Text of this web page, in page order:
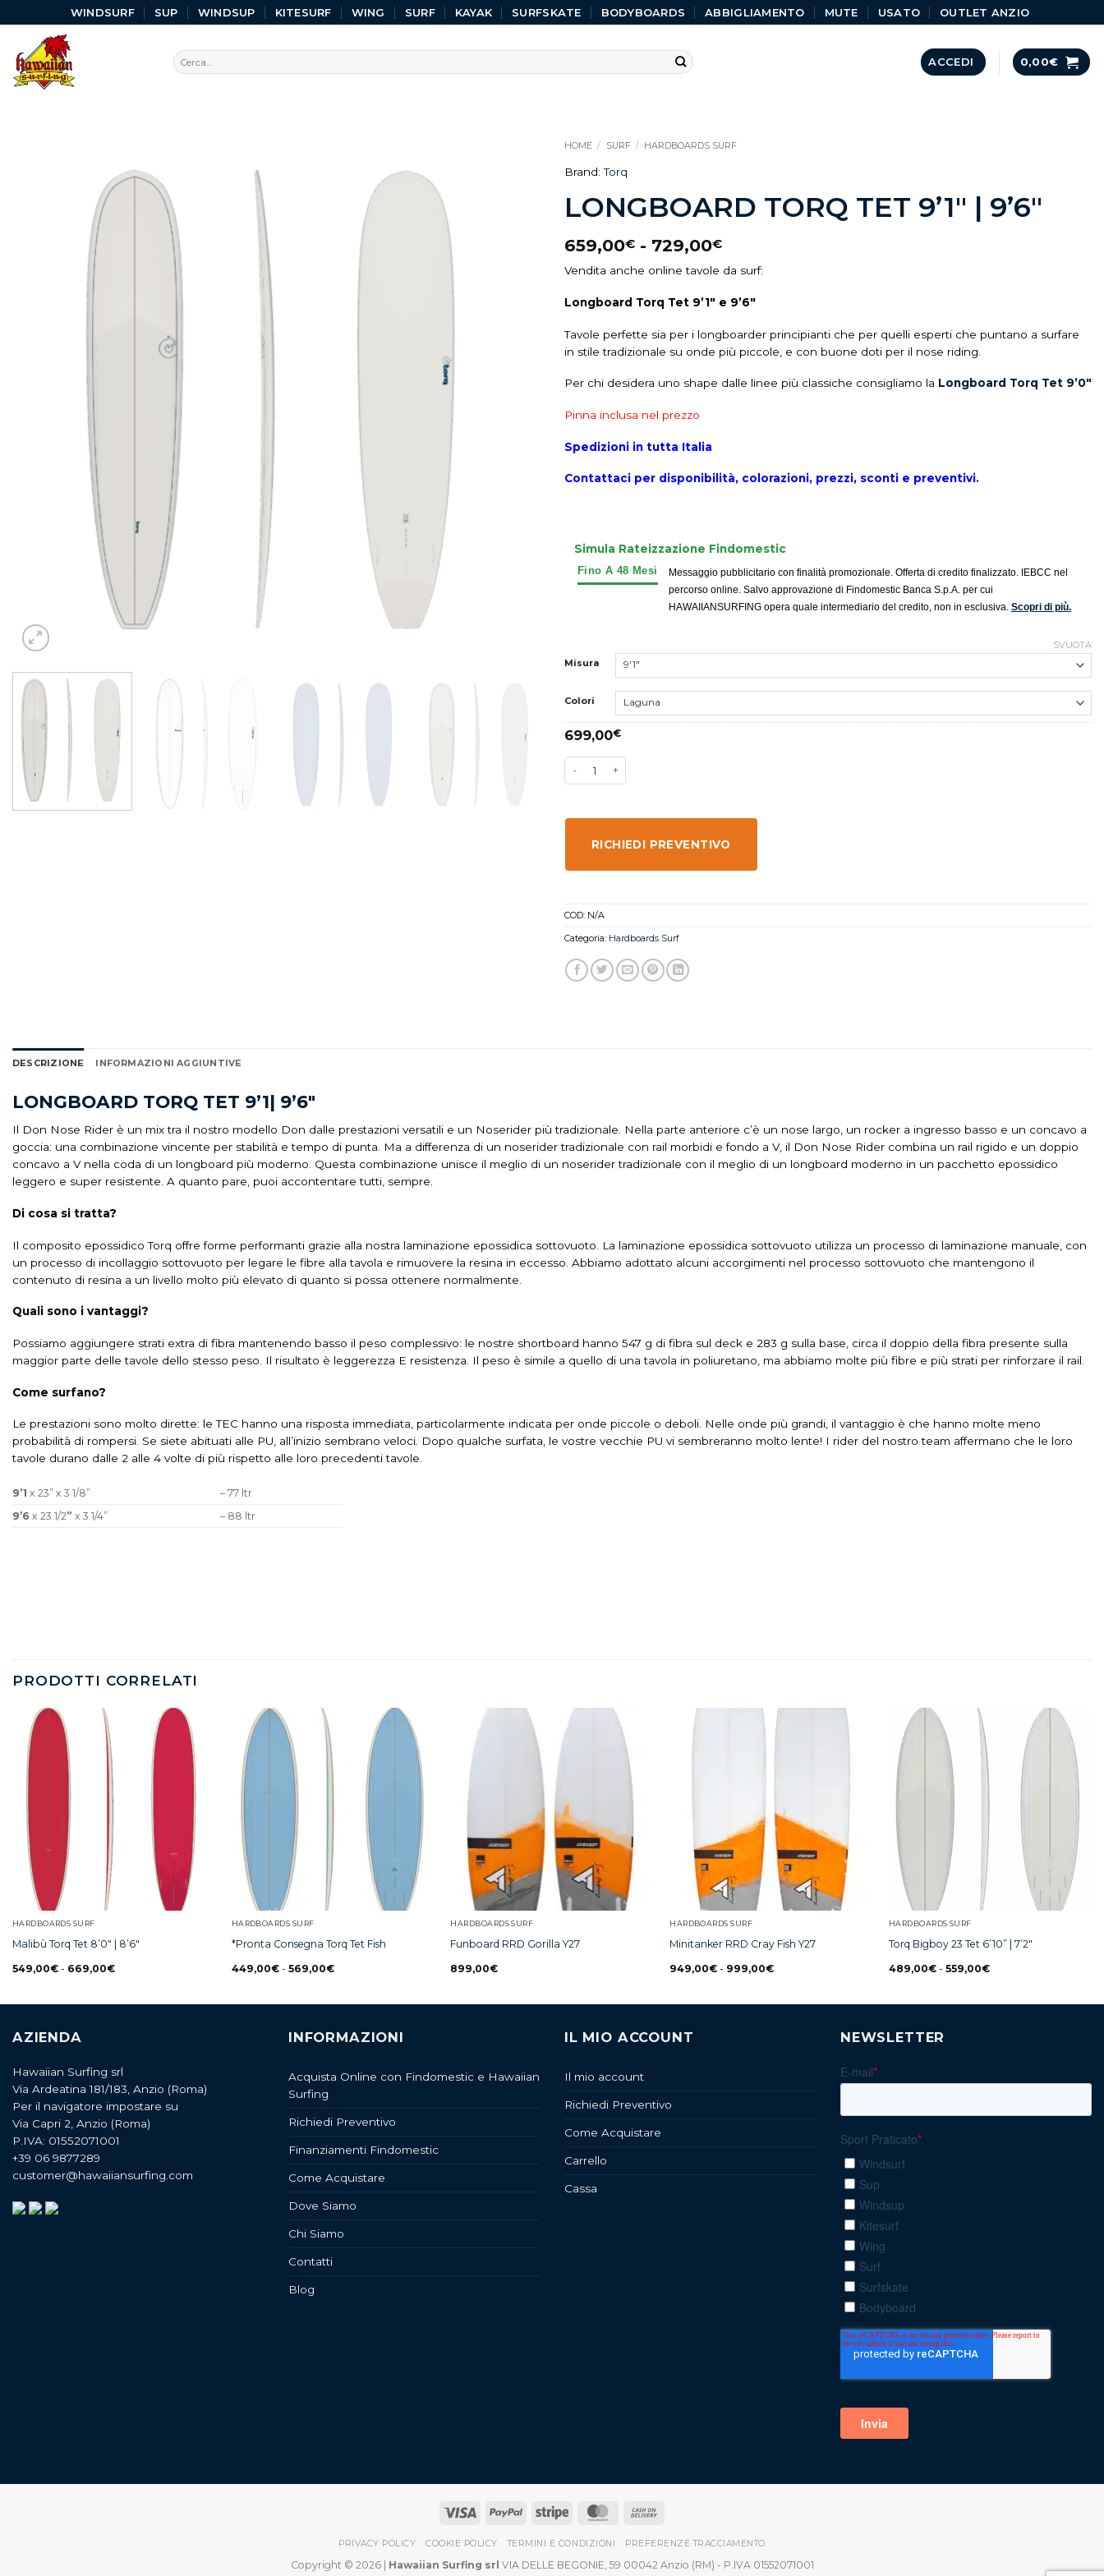
WINDSURF SUP WINDSUP KITESURF WING SURF KAYAK SURFSKATE BODYBOARDS ABBIGLIAMENTO MUTE USATO OUTLET ANZIO
ACCEDI 0,00€
HOME / SURF / HARDBOARDS SURF
Brand:Torq
LONGBOARD TORQ TET 9’1″ | 9’6″
659,00€ - 729,00€
Vendita anche online tavole da surf:
Longboard Torq Tet 9’1″ e 9’6″
Tavole perfette sia per i longboarder principianti che per quelli esperti che puntano a surfare
in stile tradizionale su onde più piccole, e con buone doti per il nose riding.
Per chi desidera uno shape dalle linee più classiche consigliamo la Longboard Torq Tet 9’0″
Pinna inclusa nel prezzo
Spedizioni in tutta Italia
Contattaci per disponibilità, colorazioni, prezzi, sconti e preventivi.
Simula Rateizzazione Findomestic
Messaggio pubblicitario con finalità promozionale. Offerta di credito finalizzato. IEBCC nel
percorso online. Salvo approvazione di Findomestic Banca S.p.A. per cui
HAWAIIANSURFING opera quale intermediario del credito, non in esclusiva. Scopri di più.
Misura
Colori
SVUOTA
699,00€
RICHIEDI PREVENTIVO
COD: N/A
Categoria: Hardboards Surf
DESCRIZIONE INFORMAZIONI AGGIUNTIVE
LONGBOARD TORQ TET 9’1| 9’6″
Il Don Nose Rider è un mix tra il nostro modello Don dalle prestazioni versatili e un Noserider più tradizionale. Nella parte anteriore c’è un nose largo, un rocker a ingresso basso e un concavo a
goccia: una combinazione vincente per stabilità e tempo di punta. Ma a differenza di un noserider tradizionale con rail morbidi e fondo a V, il Don Nose Rider combina un rail rigido e un doppio
concavo a V nella coda di un longboard più moderno. Questa combinazione unisce il meglio di un noserider tradizionale con il meglio di un longboard moderno in un pacchetto epossidico
leggero e super resistente. A quanto pare, puoi accontentare tutti, sempre.
Di cosa si tratta?
Il composito epossidico Torq offre forme performanti grazie alla nostra laminazione epossidica sottovuoto.
La laminazione epossidica sottovuoto utilizza un processo di laminazione manuale, con
un processo di incollaggio sottovuoto per legare le fibre alla tavola e rimuovere la resina in eccesso. Abbiamo adottato alcuni accorgimenti nel processo sottovuoto che mantengono il
contenuto di resina a un livello molto più elevato di quanto si possa ottenere normalmente.
Quali sono i vantaggi?
Possiamo aggiungere strati extra di fibra mantenendo basso il peso complessivo: le nostre shortboard hanno 547 g di fibra sul deck e 283 g sulla base, circa il doppio della fibra presente sulla
maggior parte delle tavole dello stesso peso.
Il risultato è leggerezza E resistenza. Il peso è simile a quello di una tavola in poliuretano, ma abbiamo molte più fibre e più strati per rinforzare il rail.
Come surfano?
Le prestazioni sono molto dirette: le TEC hanno una risposta immediata, particolarmente indicata per onde piccole o deboli. Nelle onde più grandi, il vantaggio è che hanno molte meno
probabilità di rompersi. Se siete abituati alle PU, all’inizio sembrano veloci. Dopo qualche surfata, le vostre vecchie PU vi sembreranno molto lente! I rider del nostro team affermano che le loro
tavole durano dalle 2 alle 4 volte di più rispetto alle loro precedenti tavole.
9’1 x 23” x 3 1/8”
– 77 ltr
9’6 x 23 1/2” x 3 1/4” – 88 ltr
PRODOTTI CORRELATI
HARDBOARDS SURF
Malibù Torq Tet 8’0″ | 8’6″
549,00€ - 669,00€
HARDBOARDS SURF
*Pronta Consegna Torq Tet Fish
449,00€ - 569,00€
HARDBOARDS SURF
Funboard RRD Gorilla Y27
899,00€
HARDBOARDS SURF
Minitanker RRD Cray Fish Y27
949,00€ - 999,00€
HARDBOARDS SURF
Torq Bigboy 23 Tet 6’10” | 7’2″
489,00€ - 559,00€
AZIENDA
Hawaiian Surfing srl
Via Ardeatina 181/183, Anzio (Roma)
Per il navigatore impostare su
Via Capri 2, Anzio (Roma)
P.IVA: 01552071001
+39 06 9877289
customer@hawaiiansurfing.com
INFORMAZIONI
Acquista Online con Findomestic e Hawaiian
Surfing
Richiedi Preventivo
Finanziamenti Findomestic
Come Acquistare
Dove Siamo
Chi Siamo
Contatti
Blog
IL MIO ACCOUNT
Il mio account
Richiedi Preventivo
Come Acquistare
Carrello
Cassa
NEWSLETTER
PRIVACY POLICY COOKIE POLICY TERMINI E CONDIZIONI PREFERENZE TRACCIAMENTO
Copyright © 2026 | Hawaiian Surfing srl VIA DELLE BEGONIE, 59 00042 Anzio (RM) - P.IVA 01552071001